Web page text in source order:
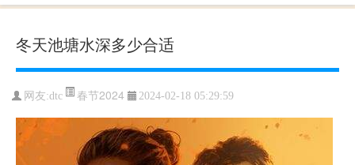
冬天池塘水深多少合适
网友:dtc 春节2024 2024-02-18 05:29:59